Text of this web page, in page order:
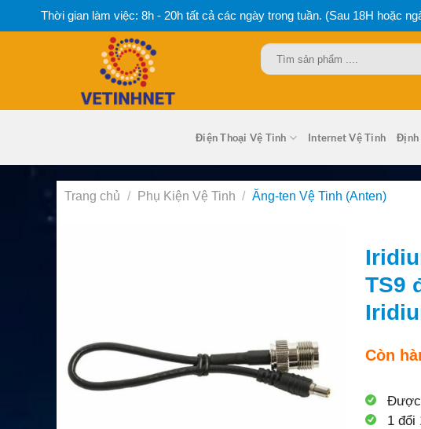
Thời gian làm việc: 8h - 20h tất cả các ngày trong tuần. (Sau 18H hoặc
Tìm
kiếm:
Điện Thoại Vệ Tinh Internet Vệ Tinh Định
Trang chủ / Phụ Kiện Vệ Tinh / Ăng-ten Vệ Tinh (Anten)
TS9
Còn
Được
1 đổi